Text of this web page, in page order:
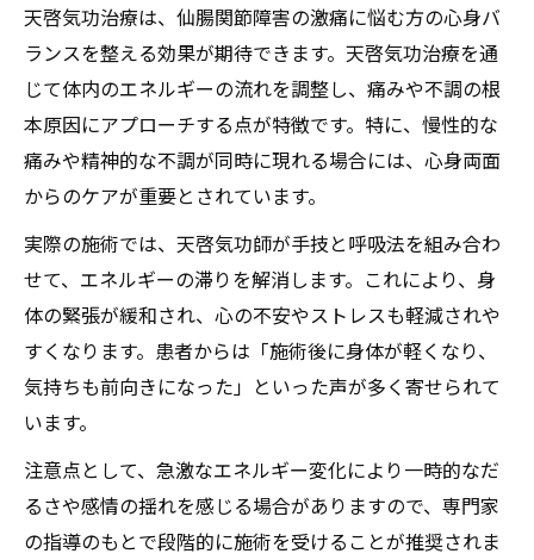
天啓気功治療は、仙腸関節障害の激痛に悩む方の心身バ
ランスを整える効果が期待できます。天啓気功治療を通
じて体内のエネルギーの流れを調整し、痛みや不調の根
本原因にアプローチする点が特徴です。特に、慢性的な
痛みや精神的な不調が同時に現れる場合には、心身両面
からのケアが重要とされています。
実際の施術では、天啓気功師が手技と呼吸法を組み合わ
せて、エネルギーの滞りを解消します。これにより、身
体の緊張が緩和され、心の不安やストレスも軽減されや
すくなります。患者からは「施術後に身体が軽くなり、
気持ちも前向きになった」といった声が多く寄せられて
います。
注意点として、急激なエネルギー変化により一時的なだ
るさや感情の揺れを感じる場合がありますので、専門家
の指導のもとで段階的に施術を受けることが推奨されま